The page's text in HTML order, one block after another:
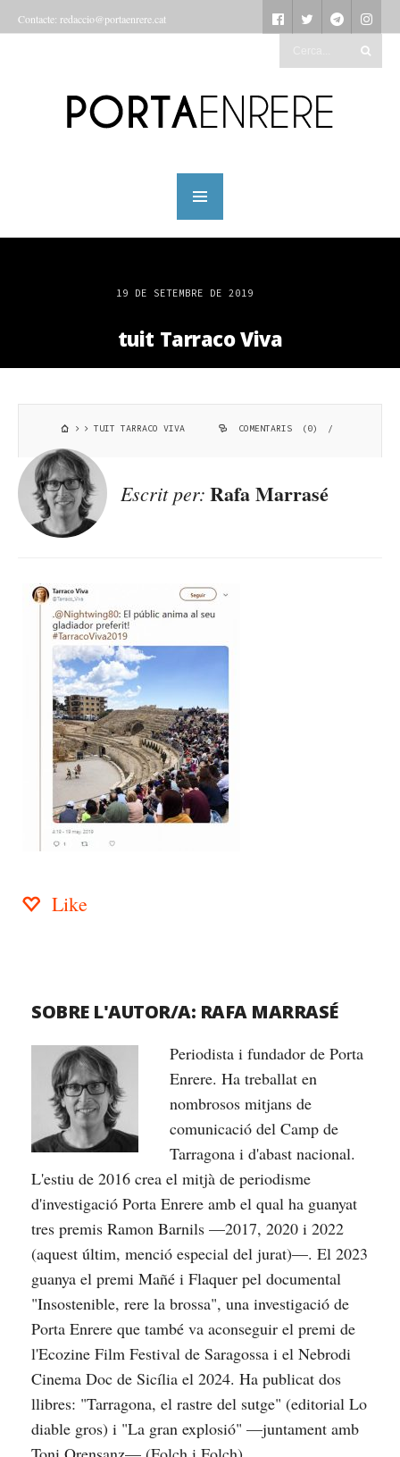
Contacte: redaccio@portaenrere.cat
19 DE SETEMBRE DE 2019
tuit Tarraco Viva
TUIT TARRACO VIVA COMENTARIS (0) /
Escrit per: Rafa Marrasé
Like
SOBRE L'AUTOR/A: RAFA MARRASÉ
Periodista i fundador de Porta
Enrere. Ha treballat en
nombrosos mitjans de
comunicació del Camp de
Tarragona i d'abast nacional.
L'estiu de 2016 crea el mitjà de periodisme
d'investigació Porta Enrere amb el qual ha guanyat
tres premis Ramon Barnils —2017, 2020 i 2022
(aquest últim, menció especial del jurat)—. El 2023
guanya el premi Mañé i Flaquer pel documental
"Insostenible, rere la brossa", una investigació de
Porta Enrere que també va aconseguir el premi de
l'Ecozine Film Festival de Saragossa i el Nebrodi
Cinema Doc de Sicília el 2024. Ha publicat dos
llibres: "Tarragona, el rastre del sutge" (editorial Lo
diable gros) i "La gran explosió" —juntament amb